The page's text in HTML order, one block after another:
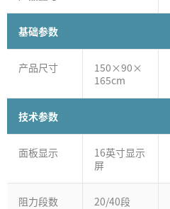
基础参数
产品尺寸
150×90×
165cm
技术参数
面板显示
16英寸显示
屏
阻力段数 20/40段